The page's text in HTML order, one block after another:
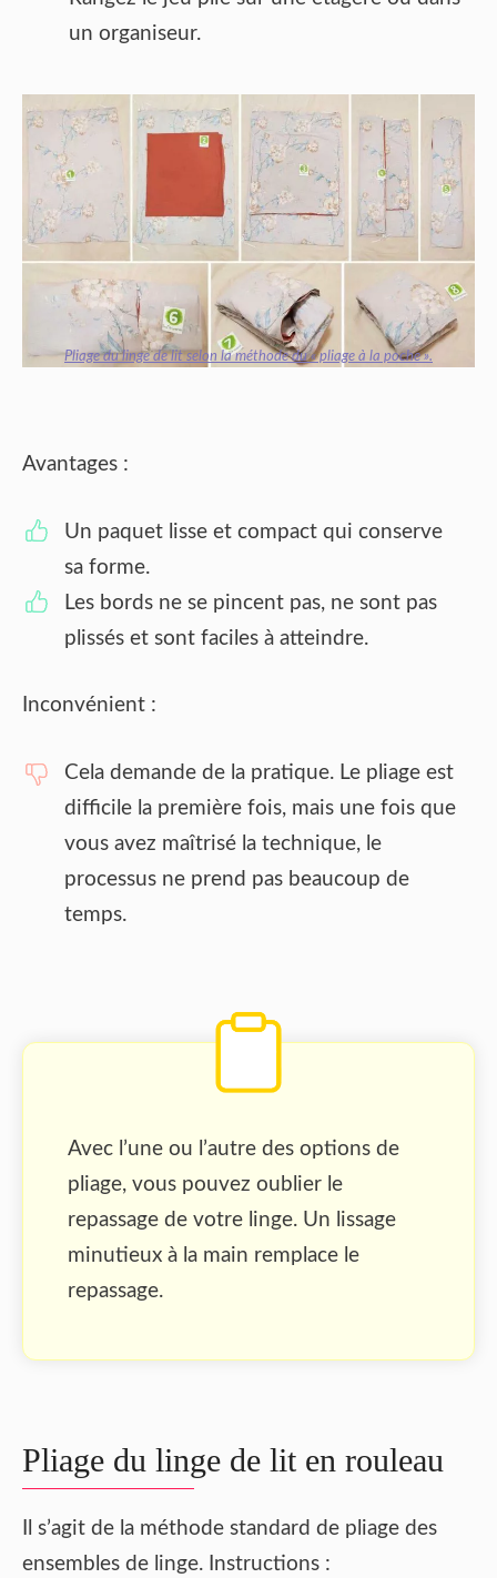
un organiseur.
Pliage du linge de lit selon la méthode du « pliage à la poche ».
Avantages :
Un paquet lisse et compact qui conserve
sa forme.
Les bords ne se pincent pas, ne sont pas
plissés et sont faciles à atteindre.
Inconvénient :
Cela demande de la pratique. Le pliage est
difficile la première fois, mais une fois que
vous avez maîtrisé la technique, le
processus ne prend pas beaucoup de
temps.
Avec l’une ou l’autre des options de
pliage, vous pouvez oublier le
repassage de votre linge. Un lissage
minutieux à la main remplace le
repassage.
Pliage du linge de lit en rouleau
Il s’agit de la méthode standard de pliage des
ensembles de linge. Instructions :